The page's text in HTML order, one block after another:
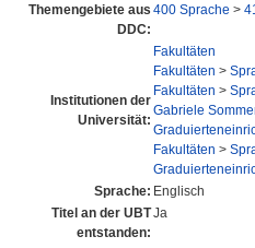
Themengebiete aus
DDC:
400 Sprache >
Institutionen der
Universität:
Fakultäten
Fakultäten >
Fakultäten >
Gabriele
Fakultäten >
Sprache: Englisch
Titel an der UBT
entstanden:
Ja